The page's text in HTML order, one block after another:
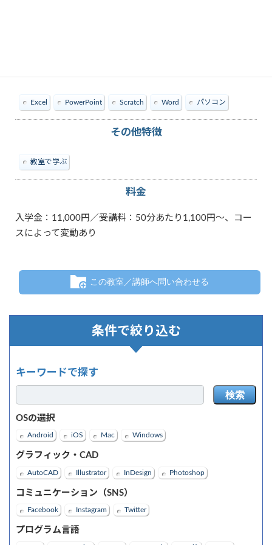
Excel PowerPoint Scratch Word パソコン
その他特徴
教室で学ぶ
料金
入学金：11,000円／受講料：50分あたり1,100円～、コー
スによって変動あり
この教室／講師へ問い合わせる
条件で絞り込む
キーワードで探す
検索
OSの選択
Android iOS Mac Windows
グラフィック・CAD
AutoCAD Illustrator InDesign Photoshop
コミュニケーション（SNS）
Facebook Instagram Twitter
プログラム言語